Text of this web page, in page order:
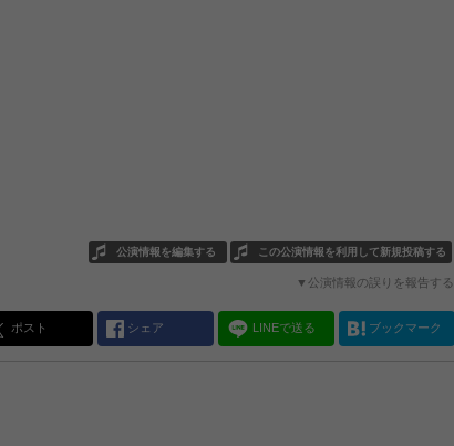
この公演情報を利用して新規投稿する
公演情報を編集する
▼公演情報の誤りを報告する
ポスト シェア LINEで送る ブックマーク